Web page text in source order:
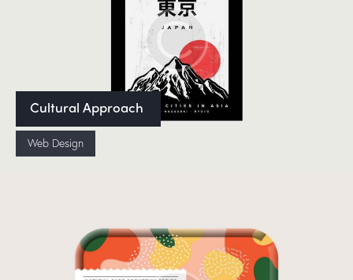
Cultural Approach
Web Design